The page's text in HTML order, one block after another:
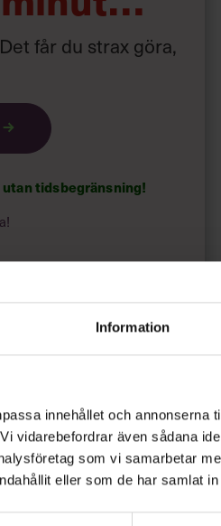
Information
innehållet och annonserna
vidarebefordrar även sådana
som vi samarbetar
eller som de har samlat
får du strax göra,
utan tidsbegränsning!
här.